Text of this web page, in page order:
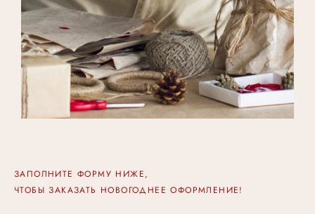
ЗАПОЛНИТЕ ФОРМУ НИЖЕ,
ЧТОБЫ ЗАКАЗАТЬ НОВОГОДНЕЕ ОФОРМЛЕНИЕ!